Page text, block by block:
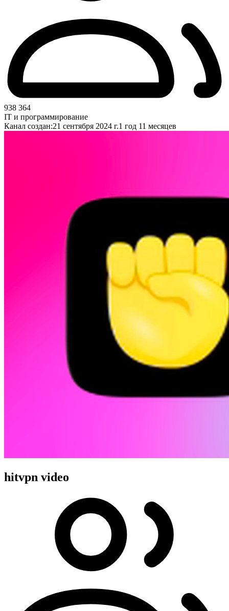
938 364
IT и программирование
Канал создан:21 сентября 2024 г.1 год 11 месяцев
hitvpn video